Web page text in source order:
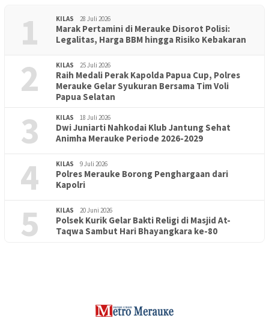
1 KILAS 28 Juli 2026
Marak Pertamini di Merauke Disorot Polisi:
Legalitas, Harga BBM hingga Risiko Kebakaran
2 KILAS 25 Juli 2026
Raih Medali Perak Kapolda Papua Cup, Polres
Merauke Gelar Syukuran Bersama Tim Voli
Papua Selatan
3 KILAS 18 Juli 2026
Dwi Juniarti Nahkodai Klub Jantung Sehat
Animha Merauke Periode 2026-2029
4 KILAS 9 Juli 2026
Polres Merauke Borong Penghargaan dari
Kapolri
5 KILAS 20 Juni 2026
Polsek Kurik Gelar Bakti Religi di Masjid At-
Taqwa Sambut Hari Bhayangkara ke-80
PENDIDIKAN 18 Juni 2026
Lepas Puluhan Peserta Didik, TK Yapis 2 Merauke Siapkan